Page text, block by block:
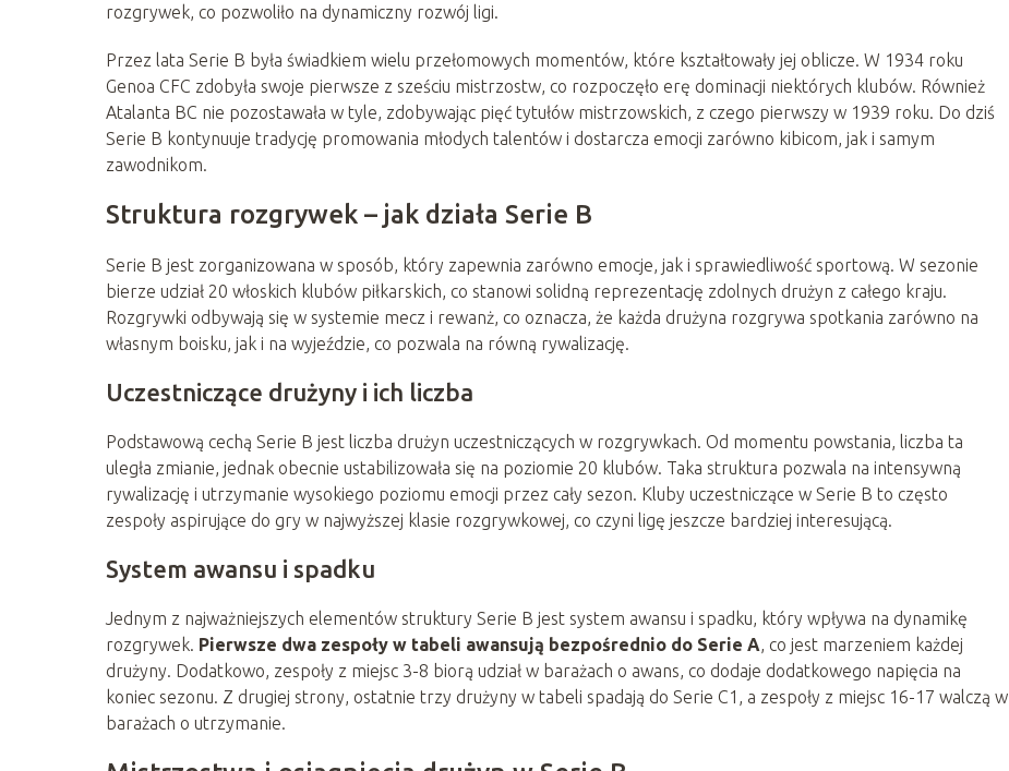
rozgrywek, co pozwoliło na dynamiczny rozwój ligi.
Przez lata Serie B była świadkiem wielu przełomowych momentów, które kształtowały jej oblicze. W 1934 roku
Genoa CFC zdobyła swoje pierwsze z sześciu mistrzostw, co rozpoczęło erę dominacji niektórych klubów. Również
Atalanta BC nie pozostawała w tyle, zdobywając pięć tytułów mistrzowskich, z czego pierwszy w 1939 roku. Do dziś
Serie B kontynuuje tradycję promowania młodych talentów i dostarcza emocji zarówno kibicom, jak i samym
zawodnikom.
Struktura rozgrywek – jak działa Serie B
Serie B jest zorganizowana w sposób, który zapewnia zarówno emocje, jak i sprawiedliwość sportową. W sezonie
bierze udział 20 włoskich klubów piłkarskich, co stanowi solidną reprezentację zdolnych drużyn z całego kraju.
Rozgrywki odbywają się w systemie mecz i rewanż, co oznacza, że każda drużyna rozgrywa spotkania zarówno na
własnym boisku, jak i na wyjeździe, co pozwala na równą rywalizację.
Uczestniczące drużyny i ich liczba
Podstawową cechą Serie B jest liczba drużyn uczestniczących w rozgrywkach. Od momentu powstania, liczba ta
uległa zmianie, jednak obecnie ustabilizowała się na poziomie 20 klubów. Taka struktura pozwala na intensywną
rywalizację i utrzymanie wysokiego poziomu emocji przez cały sezon. Kluby uczestniczące w Serie B to często
zespoły aspirujące do gry w najwyższej klasie rozgrywkowej, co czyni ligę jeszcze bardziej interesującą.
System awansu i spadku
Jednym z najważniejszych elementów struktury Serie B jest system awansu i spadku, który wpływa na dynamikę
rozgrywek. Pierwsze dwa zespoły w tabeli awansują bezpośrednio do Serie A, co jest marzeniem każdej
drużyny. Dodatkowo, zespoły z miejsc 3-8 biorą udział w barażach o awans, co dodaje dodatkowego napięcia na
koniec sezonu. Z drugiej strony, ostatnie trzy drużyny w tabeli spadają do Serie C1, a zespoły z miejsc 16-17 walczą w
barażach o utrzymanie.